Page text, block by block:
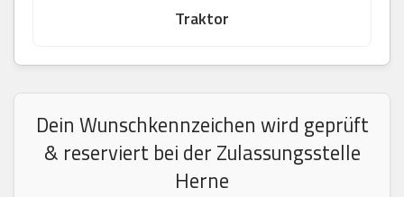
Traktor
Dein Wunschkennzeichen wird geprüft
& reserviert bei der Zulassungsstelle
Herne